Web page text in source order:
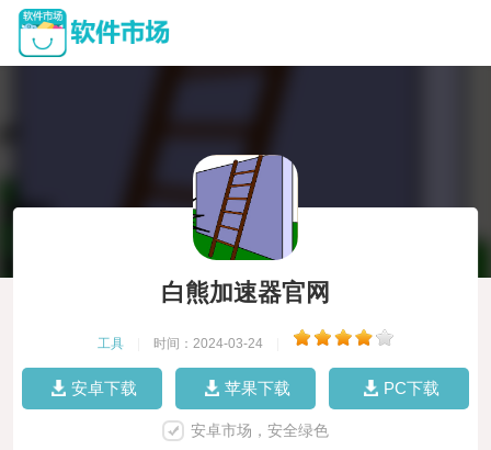
白熊加速器官网
工具 时间：2024-03-24
安卓下载 苹果下载 PC下载
安卓市场，安全绿色